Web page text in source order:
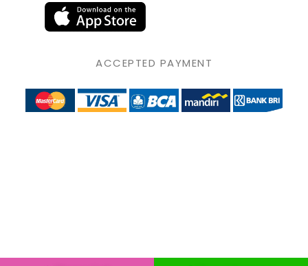
ACCEPTED PAYMENT